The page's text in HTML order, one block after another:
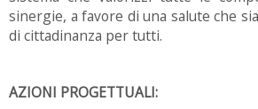
sinergie, a favore di una salute che
di cittadinanza per tutti.
AZIONI PROGETTUALI: